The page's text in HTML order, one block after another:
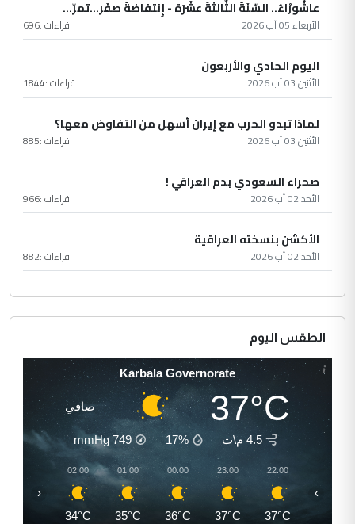
عاشُورْاءُ.. السّنَةُ الثّالثةَ عشَرَة - إِنتفاضةُ صفَر…تمرّ...
الأربعاء 05 آب 2026 قراءات :696
اليوم الحادي والأربعون
الأثنين 03 آب 2026 قراءات :1844
لماذا تبدو الحرب مع إيران أسهل من التفاوض معها؟
الأثنين 03 آب 2026 قراءات :885
صحراء السعودي بدم العراقي !
الأحد 02 آب 2026 قراءات :966
الأكشن بنسخته العراقية
الأحد 02 آب 2026 قراءات :882
الطقس اليوم
Karbala Governorate
37°C صافي
4.5 م\ث 17%
749
mmHg
22:00
37°C
23:00
37°C
00:00
36°C
01:00
35°C
02:00
34°C
‹ ›